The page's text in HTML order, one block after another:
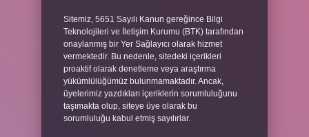
Sitemiz, 5651 Sayılı Kanun gereğince Bilgi
Teknolojileri ve İletişim Kurumu (BTK) tarafından
onaylanmış bir Yer Sağlayıcı olarak hizmet
vermektedir. Bu nedenle, sitedeki içerikleri
proaktif olarak denetleme veya araştırma
yükümlülüğümüz bulunmamaktadır. Ancak,
üyelerimiz yazdıkları içeriklerin sorumluluğunu
taşımakta olup, siteye üye olarak bu
sorumluluğu kabul etmiş sayılırlar.